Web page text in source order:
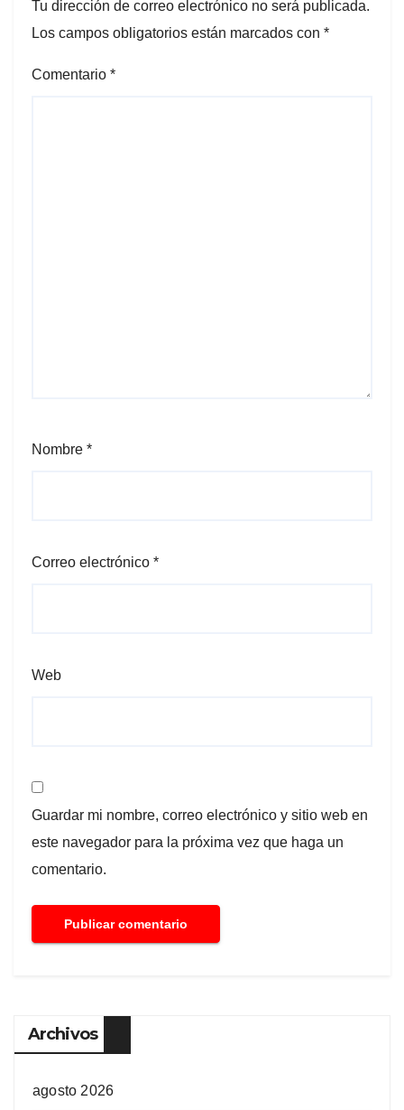
Tu dirección de correo electrónico no será publicada.
Los campos obligatorios están marcados con *
Comentario *
Nombre *
Correo electrónico *
Web
Guardar mi nombre, correo electrónico y sitio web en
este navegador para la próxima vez que haga un
comentario.
Archivos
agosto 2026